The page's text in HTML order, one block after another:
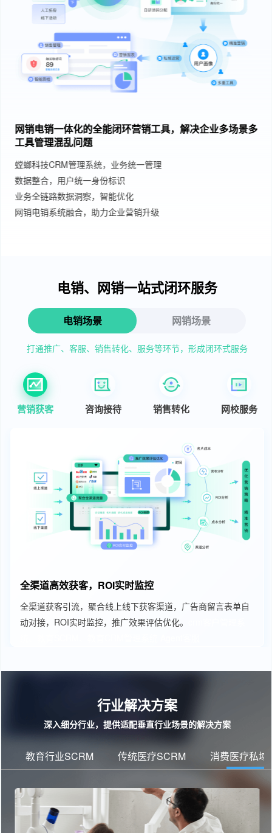
网销电销一体化的全能闭环营销工具，解决企业多场景多
工具管理混乱问题
螳螂科技CRM管理系统，业务统一管理
数据整合，用户统一身份标识
业务全链路数据洞察，智能优化
网销电销系统融合，助力企业营销升级
电销、网销一站式闭环服务
电销场景 网销场景
打通推广、客服、销售转化、服务等环节，形成闭环式服务
营销获客 咨询接待 销售转化 网校服务
全渠道高效获客，ROI实时监控
全渠道获客引流，聚合线上线下获客渠道，广告商留言表单自
动对接，ROI实时监控，推广效果评估优化。
行业解决方案
深入细分行业，提供适配垂直行业场景的解决方案
教育行业SCRM 传统医疗SCRM 消费医疗私域运营